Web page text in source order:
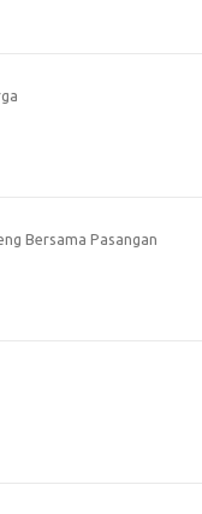
Bersama Pasangan